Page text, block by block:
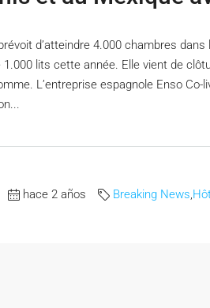
d’atteindre 4.000 chambres
lits cette année. Elle vient de
L’entreprise espagnole Enso
hace 2 años Breaking News,